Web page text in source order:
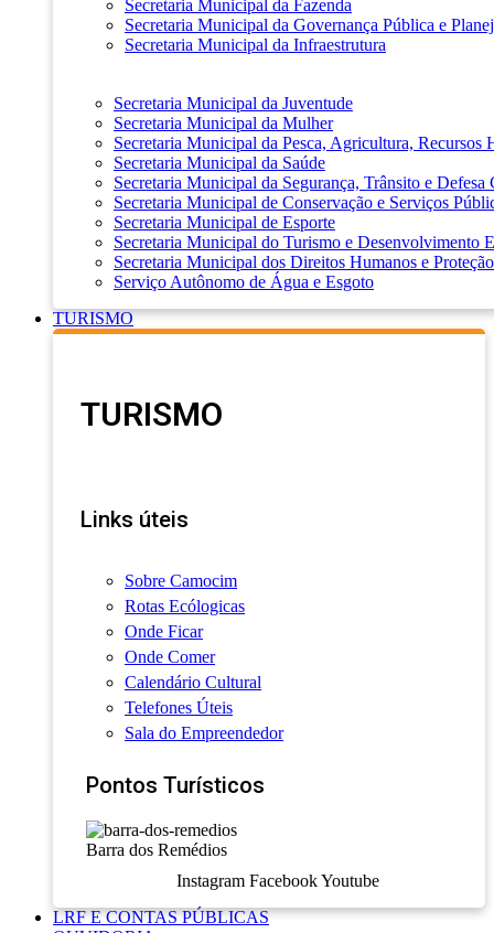
Secretaria Municipal da Fazenda
Secretaria Municipal da Governança Pública e
Secretaria Municipal da Infraestrutura
Secretaria Municipal da Juventude
Secretaria Municipal da Mulher
Secretaria Municipal da Pesca, Agricultura, Recursos
Secretaria Municipal da Saúde
Secretaria Municipal da Segurança, Trânsito e Defesa
Secretaria Municipal de Conservação e Serviços
Secretaria Municipal de Esporte
Secretaria Municipal do Turismo e Desenvolvimento
Secretaria Municipal dos Direitos Humanos e
Serviço Autônomo de Água e Esgoto
TURISMO
TURISMO
Links úteis
Sobre Camocim
Rotas Ecólogicas
Onde Ficar
Onde Comer
Calendário Cultural
Telefones Úteis
Sala do Empreendedor
Pontos Turísticos
Barra dos Remédios
Instagram Facebook Youtube
LRF E CONTAS PÚBLICAS